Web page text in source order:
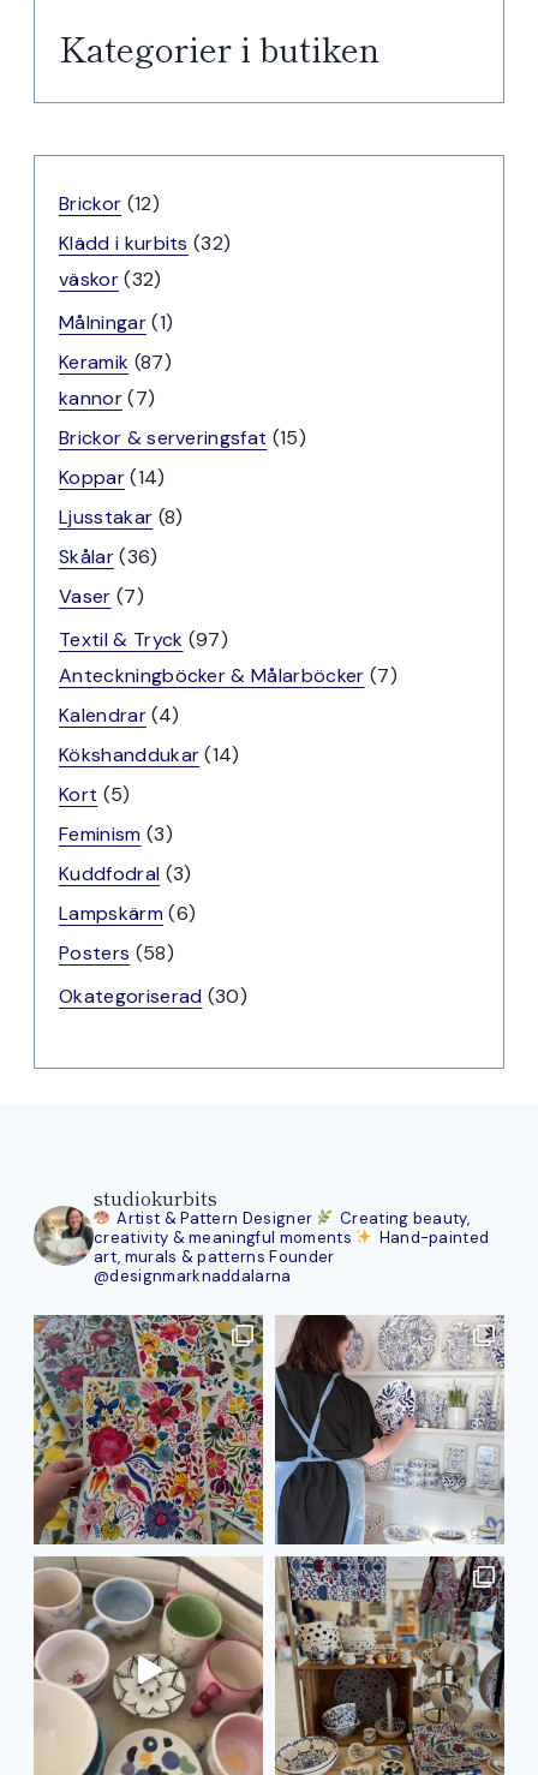
Kategorier i butiken
Brickor 1212
produkter
Klädd i kurbits 3232
väskor 3232
produkter
Målningar 11
produkt
Keramik 8787
kannor 77
produkter
Brickor & serveringsfat 1515
Koppar 1414
produkter
Ljusstakar 88
Skålar 3636
Vaser 77
produkter
Textil & Tryck 9797
produkter
Anteckningböcker & Målarböcker 77
Kalendrar 44
produkter
Kökshanddukar 1414
Kort 55
produkter
Feminism 33
produkter
Kuddfodral 33
produkter
Lampskärm 66
Posters 5858
produkter
Okategoriserad 3030
studiokurbits
Artist & Pattern Designer
Creating beauty,
creativity & meaningful moments
Hand-painted
art, murals & patterns Founder
@designmarknaddalarna